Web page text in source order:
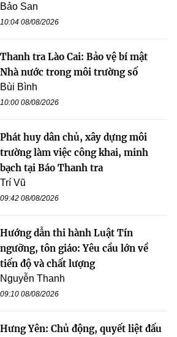
Bảo San
10:04 08/08/2026
Thanh tra Lào Cai: Bảo vệ bí mật
Nhà nước trong môi trường số
Bùi Bình
10:00 08/08/2026
Phát huy dân chủ, xây dựng môi
trường làm việc công khai, minh
bạch tại Báo Thanh tra
Trí Vũ
09:42 08/08/2026
Hướng dẫn thi hành Luật Tín
ngưỡng, tôn giáo: Yêu cầu lớn về
tiến độ và chất lượng
Nguyễn Thanh
09:10 08/08/2026
Hưng Yên: Chủ động, quyết liệt đấu